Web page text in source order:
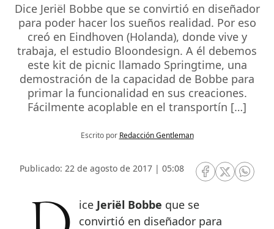
Dice Jeriël Bobbe que se convirtió en diseñador
para poder hacer los sueños realidad. Por eso
creó en Eindhoven (Holanda), donde vive y
trabaja, el estudio Bloondesign. A él debemos
este kit de picnic llamado Springtime, una
demostración de la capacidad de Bobbe para
primar la funcionalidad en sus creaciones.
Fácilmente acoplable en el transportín […]
Escrito por Redacción Gentleman
Publicado: 22 de agosto de 2017 | 05:08
RRSS Facebook
RRSSRRSS
Dice Jeriël Bobbe que se
convirtió en diseñador para